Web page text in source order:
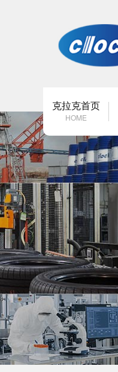
克拉克首页
HOME